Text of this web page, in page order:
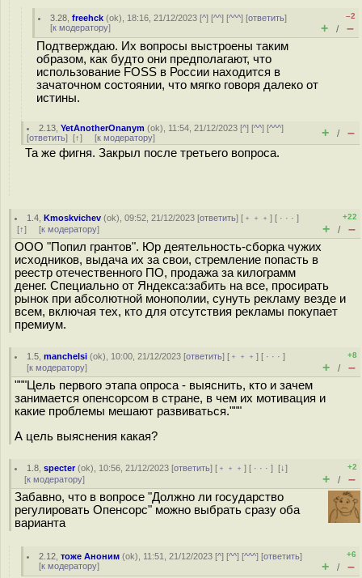
3.28 ,freehck (ok), 18:16, 21/12/2023 [^] [^^] [^^^] [ответить]
[к модератору]
–2
+ / –
Подтверждаю. Их вопросы выстроены таким
образом, как будто они предполагают, что
использование FOSS в России находится в
зачаточном состоянии, что мягко говоря далеко от
истины.
2.13 ,YetAnotherOnanym (ok), 11:54, 21/12/2023 [^] [^^] [^^^]
[ответить] [↑] [к модератору] + / –
Та же фигня. Закрыл после третьего вопроса.
1.4 ,Kmoskvichev (ok), 09:52, 21/12/2023 [ответить] [ ﹢﹢﹢] [ · · ·]
[↑] [к модератору]
+22
+ / –
ООО "Попил грантов". Юр деятельность-сборка чужих
исходников, выдача их за свои, стремление попасть в
реестр отечественного ПО, продажа за килограмм
денег. Специально от Яндекса:забить на все, просирать
рынок при абсолютной монополии, сунуть рекламу везде и
всем, включая тех, кто для отсутствия рекламы покупает
премиум.
1.5 ,manchelsi (ok), 10:00, 21/12/2023 [ответить] [ ﹢﹢﹢] [ · · ·]
[к модератору]
+8
+ / –
"""Цель первого этапа опроса - выяснить, кто и зачем
занимается опенсорсом в стране, в чем их мотивация и
какие проблемы мешают развиваться."""
А цель выяснения какая?
1.8 ,specter(ok), 10:56, 21/12/2023 [ответить] [ ﹢﹢﹢] [ · · ·][↓]
[к модератору]
+2
+ / –
Забавно, что в вопросе "Должно ли государство
регулировать Опенсорс" можно выбрать сразу оба
варианта
2.12 ,тоже Аноним (ok), 11:51, 21/12/2023 [^] [^^] [^^^] [ответить]
[к модератору]
+6
+ / –